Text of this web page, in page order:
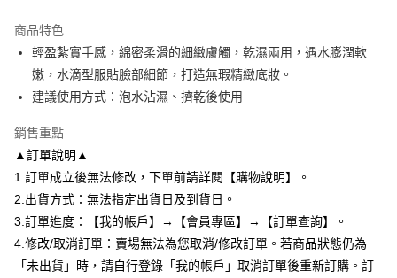
流程，驗證手機門號後，選擇欲分期的期數、繳款截止日，確認付款後即完
成交易。
3.實際核准額度、可分期數及費用金額請依後續交易確認頁面所載為準。
4.訂單成立30分鐘內，如未前往確認交易或遇審核未通過，訂單將自動取
法說明評估內容。
1.分期款項不併入電信帳單，「大哥付你分期」於每月結算日後寄送繳費提
醒簡訊。
帳／街口支付／iPASS MONEY」等通路繳費。
【注意事項】
1.本服務係由「台灣大哥大股份有限公司」（以下簡稱本公司）所提供，讓
用戶於交易時，得透過本服務購買商品或服務，並由商店將買賣／分期付款
買賣價金債權讓與本公司後，依約使用本公司帳單繳交帳款。
【關於「AFTEE先享後付」】
AFTEE先享後付是「在收到商品之後才付款」的支付方式。 讓您購物簡單
便利好安心！
１．簡單：不需註冊會員、不需綁卡、不需儲值。
２．便利：只要手機號碼，簡訊認證，即可結帳。
【「AFTEE先享後付」結帳流程】
１．於結帳方式選擇「AFTEE先享後付」後，將跳轉至「AFTEE先享後付」
結帳頁面，進行簡訊認證並確認金額後，即可完成結帳。
３．收到繳費通知簡訊後14天內，點擊此簡訊中的連結，可透過四大超商／
ATM／網路銀行／等多元方式進行付款，方視為交易完成。
※ 請注意：結帳手續完成當下不需立刻繳費，但若您需要取消訂單，請聯絡
購買商品的店家。未經商家同意取消之訂單仍視為有效，需透過AFTEE先享
後付繳納相關費用。
ATM付款
每筆NT$80，滿NT$699(含以上)免運費
付款後全家取貨
每筆NT$80，滿NT$699(含以上)免運費
7-11付款取貨
每筆NT$80，滿NT$699(含以上)免運費
商品特色
輕盈紮實手感，綿密柔滑的細緻膚觸，乾濕兩用，遇水膨潤軟
嫩，水滴型服貼臉部細節，打造無瑕精緻底妝。
建議使用方式：泡水沾濕、擠乾後使用
銷售重點
▲訂單說明▲
1.訂單成立後無法修改，下單前請詳閱【購物說明】。
2.出貨方式：無法指定出貨日及到貨日。
3.訂單進度：【我的帳戶】→【會員專區】→【訂單查詢】。
4.修改/取消訂單：賣場無法為您取消/修改訂單。若商品狀態仍為
「未出貨」時，請自行登錄「我的帳戶」取消訂單後重新訂購。訂